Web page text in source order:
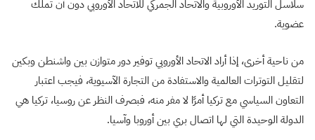
سلاسل التوريد الأوروبية والاتحاد الجمركي للاتحاد الأوروبي دون أن تملك
عضوية.
من ناحية أخرى، إذا أراد الاتحاد الأوروبي توفير دور متوازن بين واشنطن وبكين
لتقليل التوترات العالمية والاستفادة من التجارة الآسيوية، فيجب اعتبار
التعاون السياسي مع تركيا أمرًا لا مفر منه، فبصرف النظر عن روسيا، تركيا هي
الدولة الوحيدة التي لها اتصال بري بين أوروبا وآسيا.